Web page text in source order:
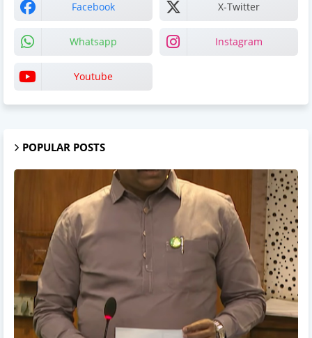
Facebook X-Twitter
Whatsapp Instagram
Youtube
POPULAR POSTS